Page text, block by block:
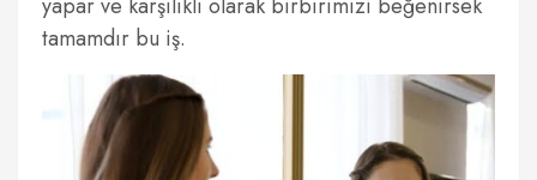
tamamdır bu iş.